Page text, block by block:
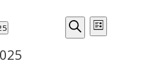
Suche
Suche
Liste